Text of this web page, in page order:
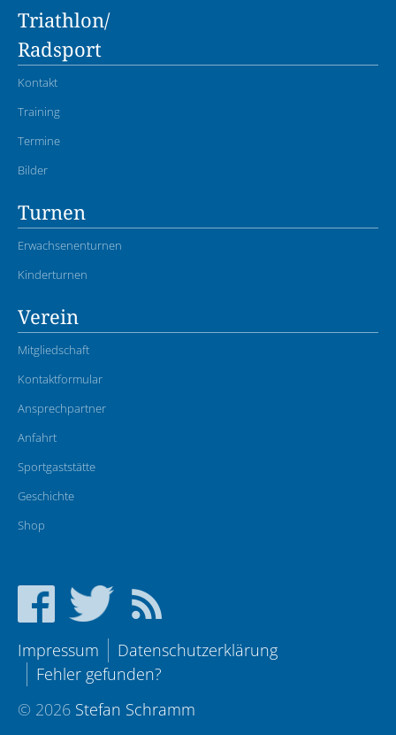
Triathlon/
Radsport
Kontakt
Training
Termine
Bilder
Turnen
Erwachsenenturnen
Kinderturnen
Verein
Mitgliedschaft
Kontaktformular
Ansprechpartner
Anfahrt
Sportgaststätte
Geschichte
Shop
Impressum
Datenschutzerklärung
Fehler gefunden?
© 2026 Stefan Schramm